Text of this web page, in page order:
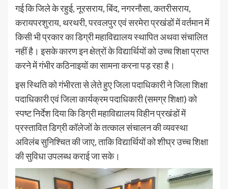
गई कि जिले के रहुई, नूरसराय, बिंद, नगरनौसा, कतरीसराय,
करायपरशुराय, थरथरी, परवलपुर एवं सरमेरा प्रखंडों में वर्तमान में
किसी भी प्रकार का डिग्री महाविद्यालय स्थापित अथवा संचालित
नहीं है। इसके कारण इन क्षेत्रों के विद्यार्थियों को उच्च शिक्षा प्राप्त
करने में गंभीर कठिनाइयों का सामना करना पड़ रहा है।
इस स्थिति को गंभीरता से लेते हुए जिला पदाधिकारी ने जिला शिक्षा
पदाधिकारी एवं जिला कार्यक्रम पदाधिकारी (समग्र शिक्षा) को
स्पष्ट निर्देश दिया कि डिग्री महाविद्यालय विहीन प्रखंडों में
प्रस्तावित डिग्री कॉलेजों के तत्काल संचालन की व्यवस्था
अविलंब सुनिश्चित की जाए, ताकि विद्यार्थियों को शीघ्र उच्च शिक्षा
की सुविधा उपलब्ध कराई जा सके।